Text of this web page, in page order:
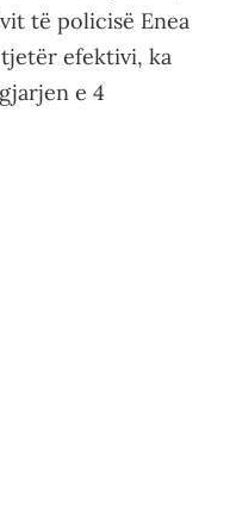
të policisë Enea
efektivi, ka
e 4